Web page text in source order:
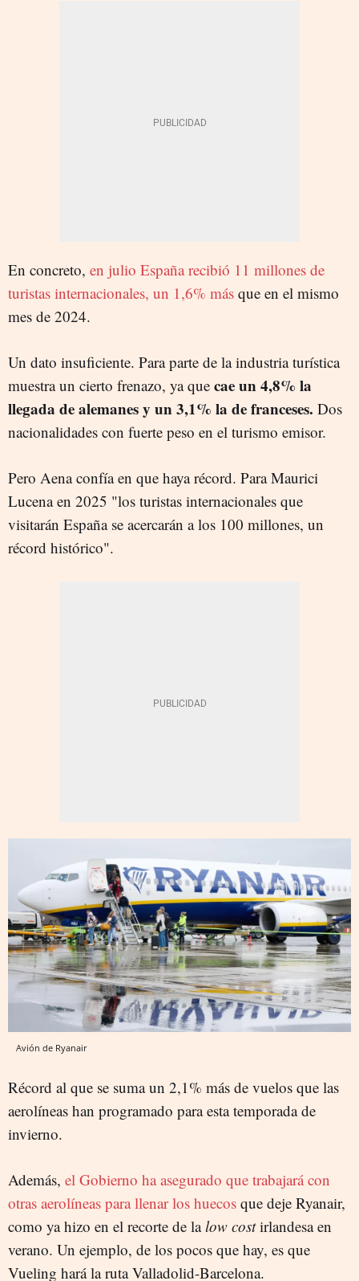
En concreto, en julio España recibió 11 millones de
turistas internacionales, un 1,6% más que en el mismo
mes de 2024.
Un dato insuficiente. Para parte de la industria turística
muestra un cierto frenazo, ya que cae un 4,8% la
llegada de alemanes y un 3,1% la de franceses. Dos
nacionalidades con fuerte peso en el turismo emisor.
Pero Aena confía en que haya récord. Para Maurici
Lucena en 2025 "los turistas internacionales que
visitarán España se acercarán a los 100 millones, un
récord histórico".
Avión de Ryanair
Récord al que se suma un 2,1% más de vuelos que las
aerolíneas han programado para esta temporada de
invierno.
Además, el Gobierno ha asegurado que trabajará con
otras aerolíneas para llenar los huecos que deje Ryanair,
como ya hizo en el recorte de lalow costirlandesa en
verano. Un ejemplo, de los pocos que hay, es que
Vueling hará la ruta Valladolid-Barcelona.